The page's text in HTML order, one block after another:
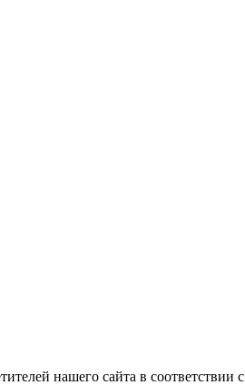
нашего сайта в соответствии с